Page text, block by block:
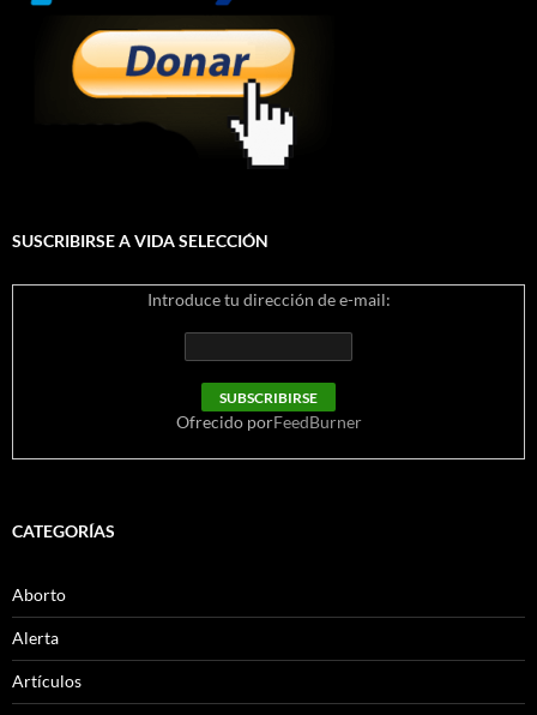
SUSCRIBIRSE A VIDA SELECCIÓN
Introduce tu dirección de e-mail:
Ofrecido porFeedBurner
CATEGORÍAS
Aborto
Alerta
Artículos